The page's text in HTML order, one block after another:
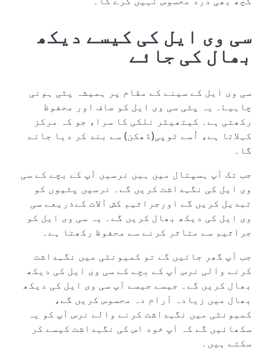
سی وی ایل کی کیسے دیکھ
بھال کی جائے
سی وی ایل کے سینے کے مقام پر ہمیشہ پٹی ہونی
چاہیۓ۔ یہ پٹی سی وی ایل کو صاف اور محفوظ
رکھتی ہے۔ کیتھیٹر نلکی کا سرا، جو کہ مرکز
کہلاتا ہے، اُسے ٹوپی(ڈھکن) سے بند کر دیا جائے
گا۔
جب تک آپ ہسپتال میں ہیں نرسیں آپ کے بچے کے سی
وی ایل کی نگہداشت کریں گے۔ نرسیں پٹیوں کو
تبدیل کریں گے اورجراثیم کش آلات کےذریعے سی
وی ایل کی دیکھ بھال کریں گے۔ یہ سی وی ایل کو
جراثیم سے متاثر کرنے سے محفوظ رکھتا ہے۔
جب آپ گھر جائیں گے تو کمیونٹی میں نگہداشت
کرنے والی نرس آپ کے بچے کے سی وی ایل کی دیکھ
بھال کریں گے۔ جیسے جیسے آپ سی وی ایل کی دیکھ
بھال میں زیادہ آرام دہ محسوس کریں گے،
کمیونٹی میں نگہداشت کرنے والے نرس آپ کو یہ
سکھائیں گے کہ آپ خود اس کی نگہداشت کیسے کر
سکتے ہیں۔